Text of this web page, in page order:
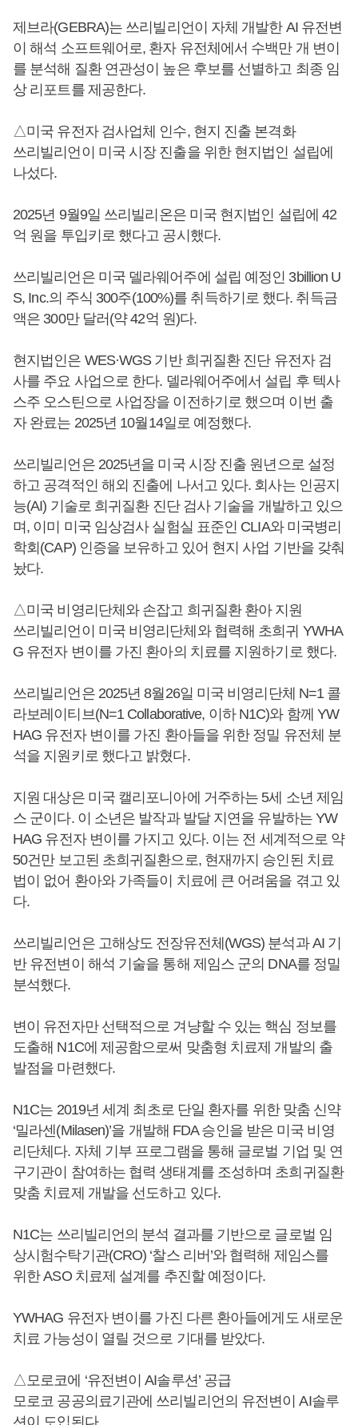
제브라(GEBRA)는 쓰리빌리언이 자체 개발한 AI 유전변
이 해석 소프트웨어로, 환자 유전체에서 수백만 개 변이
를 분석해 질환 연관성이 높은 후보를 선별하고 최종 임
상 리포트를 제공한다.
△미국 유전자 검사업체 인수, 현지 진출 본격화
쓰리빌리언이 미국 시장 진출을 위한 현지법인 설립에
나섰다.
2025년 9월9일 쓰리빌리온은 미국 현지법인 설립에 42
억 원을 투입키로 했다고 공시했다.
쓰리빌리언은 미국 델라웨어주에 설립 예정인 3billion U
S, Inc.의 주식 300주(100%)를 취득하기로 했다. 취득금
액은 300만 달러(약 42억 원)다.
현지법인은 WES·WGS 기반 희귀질환 진단 유전자 검
사를 주요 사업으로 한다. 델라웨어주에서 설립 후 텍사
스주 오스틴으로 사업장을 이전하기로 했으며 이번 출
자 완료는 2025년 10월14일로 예정했다.
쓰리빌리언은 2025년을 미국 시장 진출 원년으로 설정
하고 공격적인 해외 진출에 나서고 있다. 회사는 인공지
능(AI) 기술로 희귀질환 진단 검사 기술을 개발하고 있으
며, 이미 미국 임상검사 실험실 표준인 CLIA와 미국병리
학회(CAP) 인증을 보유하고 있어 현지 사업 기반을 갖춰
놨다.
△미국 비영리단체와 손잡고 희귀질환 환아 지원
쓰리빌리언이 미국 비영리단체와 협력해 초희귀 YWHA
G 유전자 변이를 가진 환아의 치료를 지원하기로 했다.
쓰리빌리언은 2025년 8월26일 미국 비영리단체 N=1 콜
라보레이티브(N=1 Collaborative, 이하 N1C)와 함께 YW
HAG 유전자 변이를 가진 환아들을 위한 정밀 유전체 분
석을 지원키로 했다고 밝혔다.
지원 대상은 미국 캘리포니아에 거주하는 5세 소년 제임
스 군이다. 이 소년은 발작과 발달 지연을 유발하는 YW
HAG 유전자 변이를 가지고 있다. 이는 전 세계적으로 약
50건만 보고된 초희귀질환으로, 현재까지 승인된 치료
법이 없어 환아와 가족들이 치료에 큰 어려움을 겪고 있
다.
쓰리빌리언은 고해상도 전장유전체(WGS) 분석과 AI 기
반 유전변이 해석 기술을 통해 제임스 군의 DNA를 정밀
분석했다.
변이 유전자만 선택적으로 겨냥할 수 있는 핵심 정보를
도출해 N1C에 제공함으로써 맞춤형 치료제 개발의 출
발점을 마련했다.
N1C는 2019년 세계 최초로 단일 환자를 위한 맞춤 신약
‘밀라센(Milasen)’을 개발해 FDA 승인을 받은 미국 비영
리단체다. 자체 기부 프로그램을 통해 글로벌 기업 및 연
구기관이 참여하는 협력 생태계를 조성하며 초희귀질환
맞춤 치료제 개발을 선도하고 있다.
N1C는 쓰리빌리언의 분석 결과를 기반으로 글로벌 임
상시험수탁기관(CRO) ‘찰스 리버’와 협력해 제임스를
위한 ASO 치료제 설계를 추진할 예정이다.
YWHAG 유전자 변이를 가진 다른 환아들에게도 새로운
치료 가능성이 열릴 것으로 기대를 받았다.
△모로코에 ‘유전변이 AI솔루션’ 공급
모로코 공공의료기관에 쓰리빌리언의 유전변이 AI솔루
션이 도입된다.